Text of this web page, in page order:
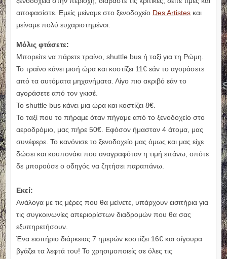
αποφασίστε. Εμείς μείναμε στο ξενοδοχείο Des Artistesκαι
μείναμε πολύ ευχαριστημένοι.
Μόλις φτάσετε:
Μπορείτε να πάρετε τραίνο, shuttle bus ή ταξί για τη Ρώμη.
Το τραίνο κάνει μισή ώρα και κοστίζει 11€ εάν το αγοράσετε
από τα αυτόματα μηχανήματα. Λίγο πιο ακριβό εάν το
αγοράσετε από τον γκισέ.
Το shuttle bus κάνει μια ώρα και κοστίζει 8€.
Το ταξί που το πήραμε όταν πήγαμε από το ξενοδοχείο στο
αεροδρόμιο, μας πήρε 50€. Εφόσον ήμασταν 4 άτομα, μας
συνέφερε. Το κανόνισε το ξενοδοχείο μας όμως και μας είχε
δώσει και κουπονάκι που αναγραφόταν η τιμή επάνω, οπότε
δε μπορούσε ο οδηγός να ζητήσει παραπάνω.
Εκεί:
Ανάλογα με τις μέρες που θα μείνετε, υπάρχουν εισιτήρια για
τις συγκοινωνίες απεριορίστων διαδρομών που θα σας
εξυπηρετήσουν.
Ένα εισιτήριο διάρκειας 7 ημερών κοστίζει 16€ και σίγουρα
βγάζει τα λεφτά του! Το χρησιμοποιείς σε όλες τις